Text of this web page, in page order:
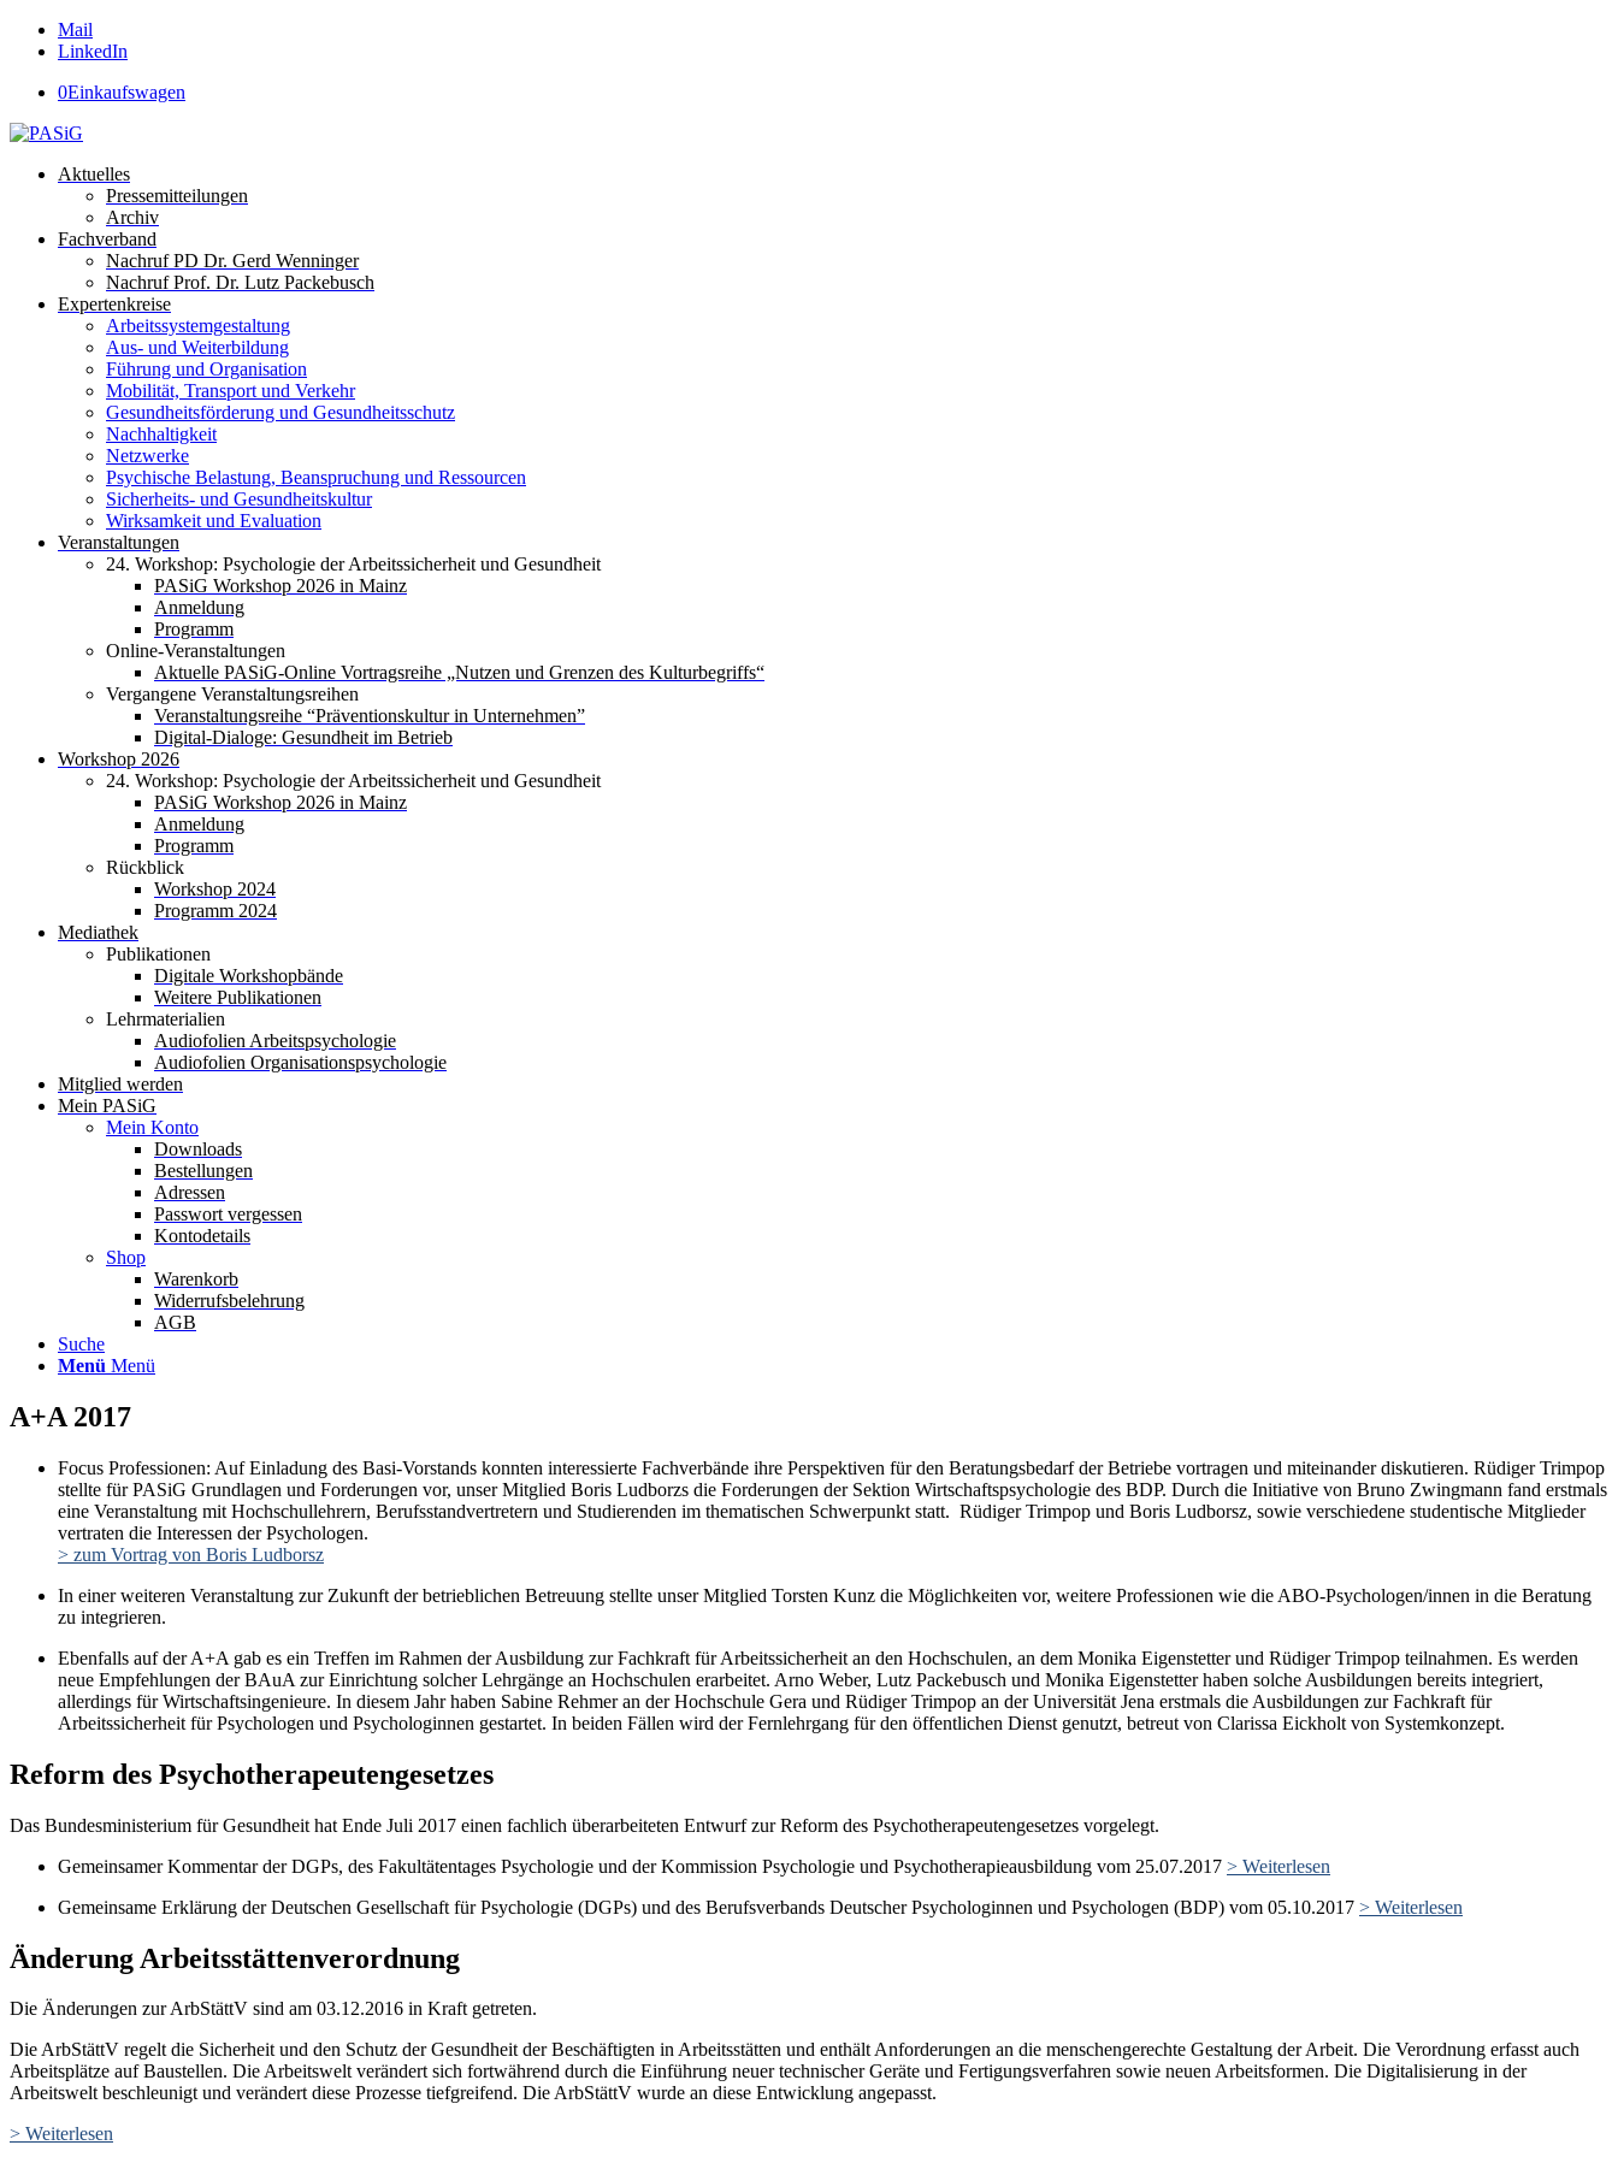
Mail
LinkedIn
0Einkaufswagen
Aktuelles
Pressemitteilungen
Archiv
Fachverband
Nachruf PD Dr. Gerd Wenninger
Nachruf Prof. Dr. Lutz Packebusch
Expertenkreise
Arbeitssystemgestaltung
Aus- und Weiterbildung
Führung und Organisation
Mobilität, Transport und Verkehr
Gesundheitsförderung und Gesundheitsschutz
Nachhaltigkeit
Netzwerke
Psychische Belastung, Beanspruchung und Ressourcen
Sicherheits- und Gesundheitskultur
Wirksamkeit und Evaluation
Veranstaltungen
24. Workshop: Psychologie der Arbeitssicherheit und Gesundheit
PASiG Workshop 2026 in Mainz
Anmeldung
Programm
Online-Veranstaltungen
Aktuelle PASiG-Online Vortragsreihe „Nutzen und Grenzen des Kulturbegriffs“
Vergangene Veranstaltungsreihen
Veranstaltungsreihe “Präventionskultur in Unternehmen”
Digital-Dialoge: Gesundheit im Betrieb
Workshop 2026
24. Workshop: Psychologie der Arbeitssicherheit und Gesundheit
PASiG Workshop 2026 in Mainz
Anmeldung
Programm
Rückblick
Workshop 2024
Programm 2024
Mediathek
Publikationen
Digitale Workshopbände
Weitere Publikationen
Lehrmaterialien
Audiofolien Arbeitspsychologie
Audiofolien Organisationspsychologie
Mitglied werden
Mein PASiG
Mein Konto
Downloads
Bestellungen
Adressen
Passwort vergessen
Kontodetails
Shop
Warenkorb
Widerrufsbelehrung
AGB
Suche
Menü Menü
A+A 2017
Focus Professionen: Auf Einladung des Basi-Vorstands konnten interessierte Fachverbände ihre Perspektiven für den Beratungsbedarf der Betriebe vortragen und miteinander diskutieren. Rüdiger Trimpop
stellte für PASiG Grundlagen und Forderungen vor, unser Mitglied Boris Ludborzs die Forderungen der Sektion Wirtschaftspsychologie des BDP. Durch die Initiative von Bruno Zwingmann fand erstmals
eine Veranstaltung mit Hochschullehrern, Berufsstandvertretern und Studierenden im thematischen Schwerpunkt statt. Rüdiger Trimpop und Boris Ludborsz, sowie verschiedene studentische Mitglieder
vertraten die Interessen der Psychologen.
> zum Vortrag von Boris Ludborsz
In einer weiteren Veranstaltung zur Zukunft der betrieblichen Betreuung stellte unser Mitglied Torsten Kunz die Möglichkeiten vor, weitere Professionen wie die ABO-Psychologen/innen in die Beratung
zu integrieren.
Ebenfalls auf der A+A gab es ein Treffen im Rahmen der Ausbildung zur Fachkraft für Arbeitssicherheit an den Hochschulen, an dem Monika Eigenstetter und Rüdiger Trimpop teilnahmen. Es werden
neue Empfehlungen der BAuA zur Einrichtung solcher Lehrgänge an Hochschulen erarbeitet. Arno Weber, Lutz Packebusch und Monika Eigenstetter haben solche Ausbildungen bereits integriert,
allerdings für Wirtschaftsingenieure. In diesem Jahr haben Sabine Rehmer an der Hochschule Gera und Rüdiger Trimpop an der Universität Jena erstmals die Ausbildungen zur Fachkraft für
Arbeitssicherheit für Psychologen und Psychologinnen gestartet. In beiden Fällen wird der Fernlehrgang für den öffentlichen Dienst genutzt, betreut von Clarissa Eickholt von Systemkonzept.
Reform des Psychotherapeutengesetzes
Das Bundesministerium für Gesundheit hat Ende Juli 2017 einen fachlich überarbeiteten Entwurf zur Reform des Psychotherapeutengesetzes vorgelegt.
Gemeinsamer Kommentar der DGPs, des Fakultätentages Psychologie und der Kommission Psychologie und Psychotherapieausbildung vom 25.07.2017 > Weiterlesen
Gemeinsame Erklärung der Deutschen Gesellschaft für Psychologie (DGPs) und des Berufsverbands Deutscher Psychologinnen und Psychologen (BDP) vom 05.10.2017 > Weiterlesen
Änderung Arbeitsstättenverordnung
Die Änderungen zur ArbStättV sind am 03.12.2016 in Kraft getreten.
Die ArbStättV regelt die Sicherheit und den Schutz der Gesundheit der Beschäftigten in Arbeitsstätten und enthält Anforderungen an die menschengerechte Gestaltung der Arbeit. Die Verordnung erfasst auch
Arbeitsplätze auf Baustellen. Die Arbeitswelt verändert sich fortwährend durch die Einführung neuer technischer Geräte und Fertigungsverfahren sowie neuen Arbeitsformen. Die Digitalisierung in der
Arbeitswelt beschleunigt und verändert diese Prozesse tiefgreifend. Die ArbStättV wurde an diese Entwicklung angepasst.
> Weiterlesen